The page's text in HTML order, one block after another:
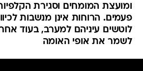
ומועצת המומחים וסגירת
פעמים. הרוחות אינן מנשבות
לוטשים עיניהם למערב, בעוד
לשמר את אופי האומה